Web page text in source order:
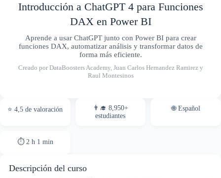
Introducción a ChatGPT 4 para Funciones
DAX en Power BI
Aprende a usar ChatGPT junto con Power BI para crear
funciones DAX, automatizar análisis y transformar datos de
forma más eficiente.
Creado por DataBoosters Academy, Juan Carlos Hernandez Ramirez y
Raul Montesinos
⭐ 4,5 de valoración
👨‍🎓 8,950+
estudiantes
🌐 Español
⏱ 2 h 1 min
Descripción del curso